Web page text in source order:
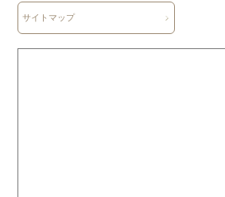
サイトマップ